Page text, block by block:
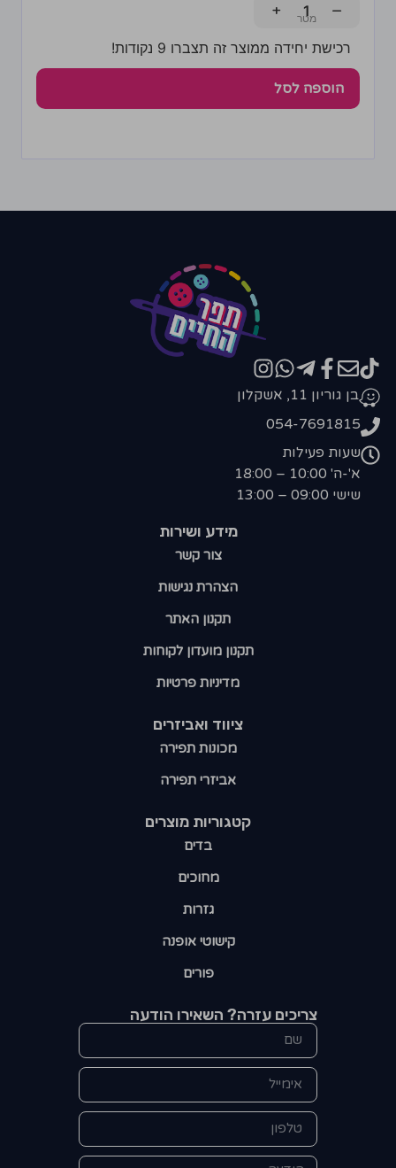
−
+
רכישת יחידה ממוצר זה תצברו 9 נקודות!
הוספה לסל
קטגוריות מוצרים​
בדים
מחוכים
גזרות
קישוטי אופנה
פורים
ציווד ואביזרים
מכונות תפירה
אביזרי תפירה
מידע ושירות
צור קשר
הצהרת נגישות
תקנון האתר
תקנון מועדון לקוחות
מדיניות פרטיות
בן גוריון 11, אשקלון
054-7691815
שעות פעילות
א'-ה' 10:00 – 18:00
שישי 09:00 – 13:00
צריכים עזרה? השאירו הודעה